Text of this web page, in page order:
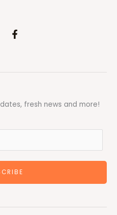
fresh news and more!